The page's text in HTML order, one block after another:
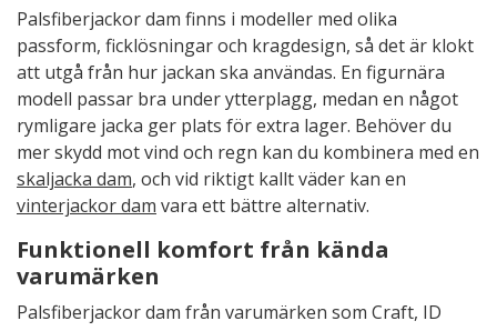
Palsfiberjackor dam finns i modeller med olika
passform, ficklösningar och kragdesign, så det är klokt
att utgå från hur jackan ska användas. En figurnära
modell passar bra under ytterplagg, medan en något
rymligare jacka ger plats för extra lager. Behöver du
mer skydd mot vind och regn kan du kombinera med en
skaljacka dam, och vid riktigt kallt väder kan en
vinterjackor dam vara ett bättre alternativ.
Funktionell komfort från kända
varumärken
Palsfiberjackor dam från varumärken som Craft, ID